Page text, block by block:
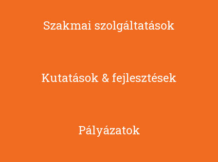
Szakmai szolgáltatások
Kutatások & fejlesztések
Pályázatok